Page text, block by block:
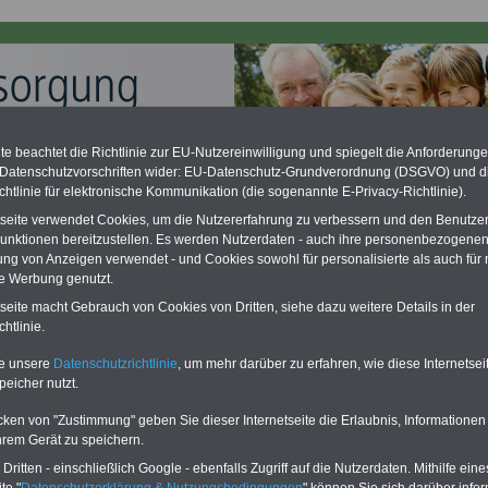
zu gering - hohe Nachzahlung für Beamte & Ruhestandsbeamte
hat die Berliner Landesbesoldung für verfassungs-
(Berlin muss bisMärz 2027 eine Neuregelung der Besoldung
Auch beim Bund (Beamte & Ruhestandsbeamte) gibt es teilweise
(Medienberichten zufolge liegt diese füralle (!) Beamte
mind. 3.000 und 13.000 Euro
Broschüre heraus (unmittelbar nach Beschluss eines Gesetzentwurfs
>>>
(BeamtVG): § 50e Vorübergehende
von Zuschlägen
Mai 2025 >>> hier können Sie den
Ratgeber für 7,50 Euro bestellen
PDF-SERVICE für nur
15,00 Euro
beachtet die Richtlinie zur EU-Nutzereinwilligung und spiegelt die
wider: EU-Datenschutz-Grundverordnung (DSGVO) und
für elektronische Kommunikation (die sogenannte E-Privacy-Richtlinie).
verwendet Cookies, um die Nutzererfahrung zu verbessern und den
bereitzustellen. Es werden Nutzerdaten - auch ihre
von Anzeigen verwendet - und Cookies sowohl für personalisierte als auch für
Werbung genutzt.
macht Gebrauch von Cookies von Dritten, siehe dazu weitere Details in der
unsere Datenschutzrichtlinie, um mehr darüber zu erfahren, wie diese
nutzt.
von "Zustimmung" geben Sie dieser Internetseite die Erlaubnis,
Gerät zu speichern.
- einschließlich Google - ebenfalls Zugriff auf die Nutzerdaten. Mithilfe